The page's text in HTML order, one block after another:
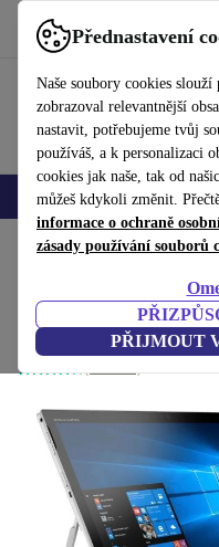
Přednastavení
Naše soubory cookies
zobrazoval relevantnější
nastavit, potřebujeme tvůj
používáš, a k personalizaci
cookies jak naše, tak od
můžeš kdykoli změnit.
informace o ochraně
zásady používání souborů
PŘIJMOUT
Používejte refurbed rychle a
Mobily a smartphony
Domů Produkty Notebooky
HP Elite x2 1013
16 GB | 256 GB SSD |